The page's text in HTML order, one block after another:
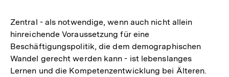
Zentral - als notwendige, wenn auch nicht allein
hinreichende Voraussetzung für eine
Beschäftigungspolitik, die dem demographischen
Wandel gerecht werden kann - ist lebenslanges
Lernen und die Kompetenzentwicklung bei Älteren.